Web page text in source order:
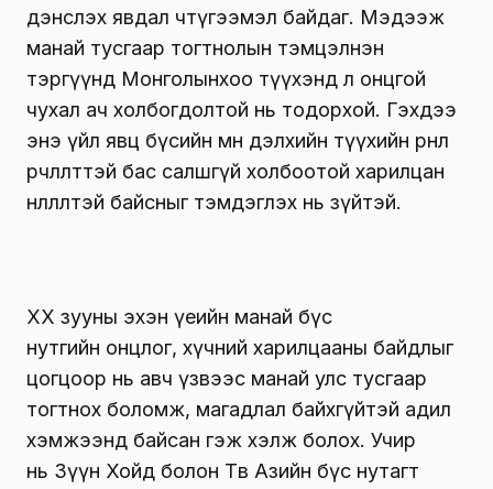
дэнслэх явдал чтүгээмэл байдаг. Мэдээж
манай тусгаар тогтнолын тэмцэлнэн
тэргүүнд Монголынхоо түүхэнд л онцгой
чухал ач холбогдолтой нь тодорхой. Гэхдээ
энэ үйл явц бүсийн мөн дэлхийн түүхийн өрнөл
өөрчлөлттэй бас салшгүй холбоотой харилцан
нөлөөлөлтэй байсныг тэмдэглэх нь зүйтэй.
ХХ зууны эхэн үеийн манай бүс
нутгийн онцлог, хүчний харилцааны байдлыг
цогцоор нь авч үзвээс манай улс тусгаар
тогтнох боломж, магадлал байхгүйтэй адил
хэмжээнд байсан гэж хэлж болох. Учир
нь Зүүн Хойд болон Төв Азийн бүс нутагт